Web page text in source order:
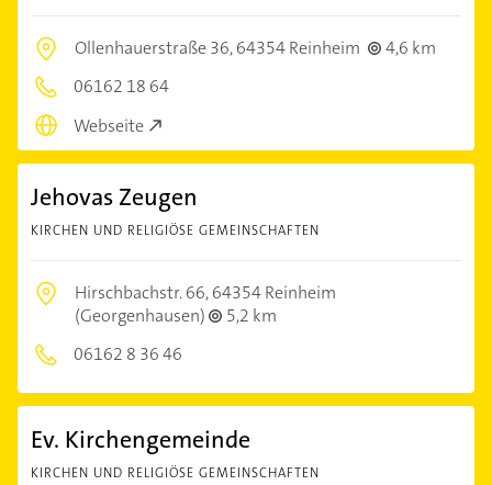
Ollenhauerstraße 36,64354 Reinheim
4,6 km
06162 18 64
Webseite
Jehovas Zeugen
KIRCHEN UND RELIGIÖSE GEMEINSCHAFTEN
Hirschbachstr. 66,64354 Reinheim
(Georgenhausen)
5,2 km
06162 8 36 46
Ev. Kirchengemeinde
KIRCHEN UND RELIGIÖSE GEMEINSCHAFTEN